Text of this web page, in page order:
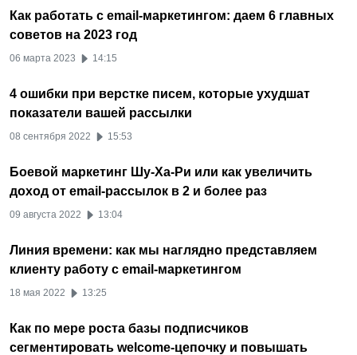
Как работать с email-маркетингом: даем 6 главных
советов на 2023 год
06 марта 2023 14:15
4 ошибки при верстке писем, которые ухудшат
показатели вашей рассылки
08 сентября 2022 15:53
Боевой маркетинг Шу-Ха-Ри или как увеличить
доход от email-рассылок в 2 и более раз
09 августа 2022 13:04
Линия времени: как мы наглядно представляем
клиенту работу с email-маркетингом
18 мая 2022 13:25
Как по мере роста базы подписчиков
сегментировать welcome-цепочку и повышать